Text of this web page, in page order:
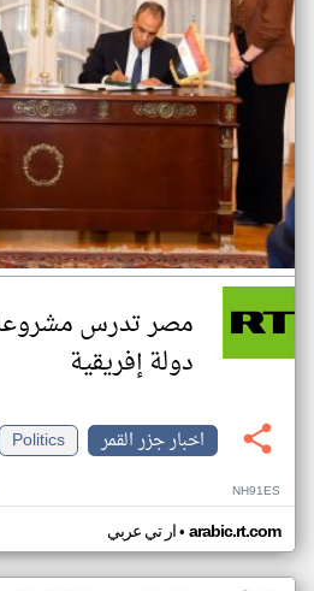
مصر تدرس
دولة إفريقية
اخبار جزر القمر
Politics
NH91ES
ار تي عربي• arabic.rt.com